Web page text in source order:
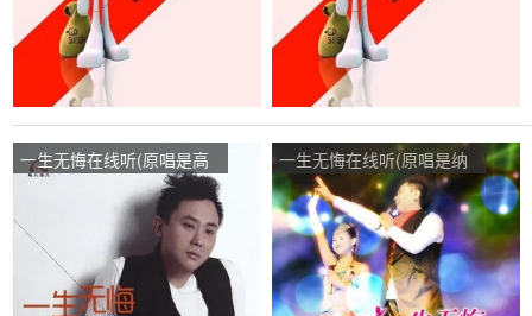
一生无悔在线听(原唱是高
安/杭娇)，《永恒的爱》演
一生无悔在线听(原唱是纳
兰珠儿/高安)，霹雳神方哥
演唱点播:14次